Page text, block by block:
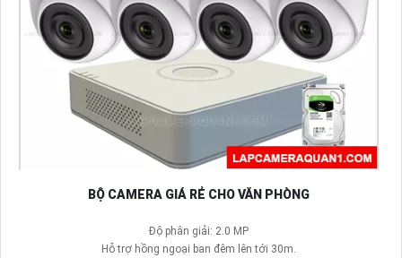
BỘ CAMERA GIÁ RẺ CHO VĂN PHÒNG
Độ phân giải: 2.0 MP
Hỗ trợ hồng ngoại ban đêm lên tới 30m.